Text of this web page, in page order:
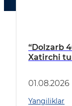
“Dolzarb
Xatirchi
borildi
01.08.2026
Yangiliklar